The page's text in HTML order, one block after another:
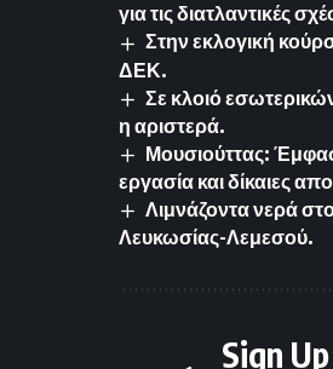
για τις διατλαντικές
Στην εκλογική
ΔΕΚ.
Σε κλοιό
η αριστερά.
Μουσιούττας:
εργασία και δίκαιες
Λιμνάζοντα νερά
Λευκωσίας-Λεμεσού.
Sign